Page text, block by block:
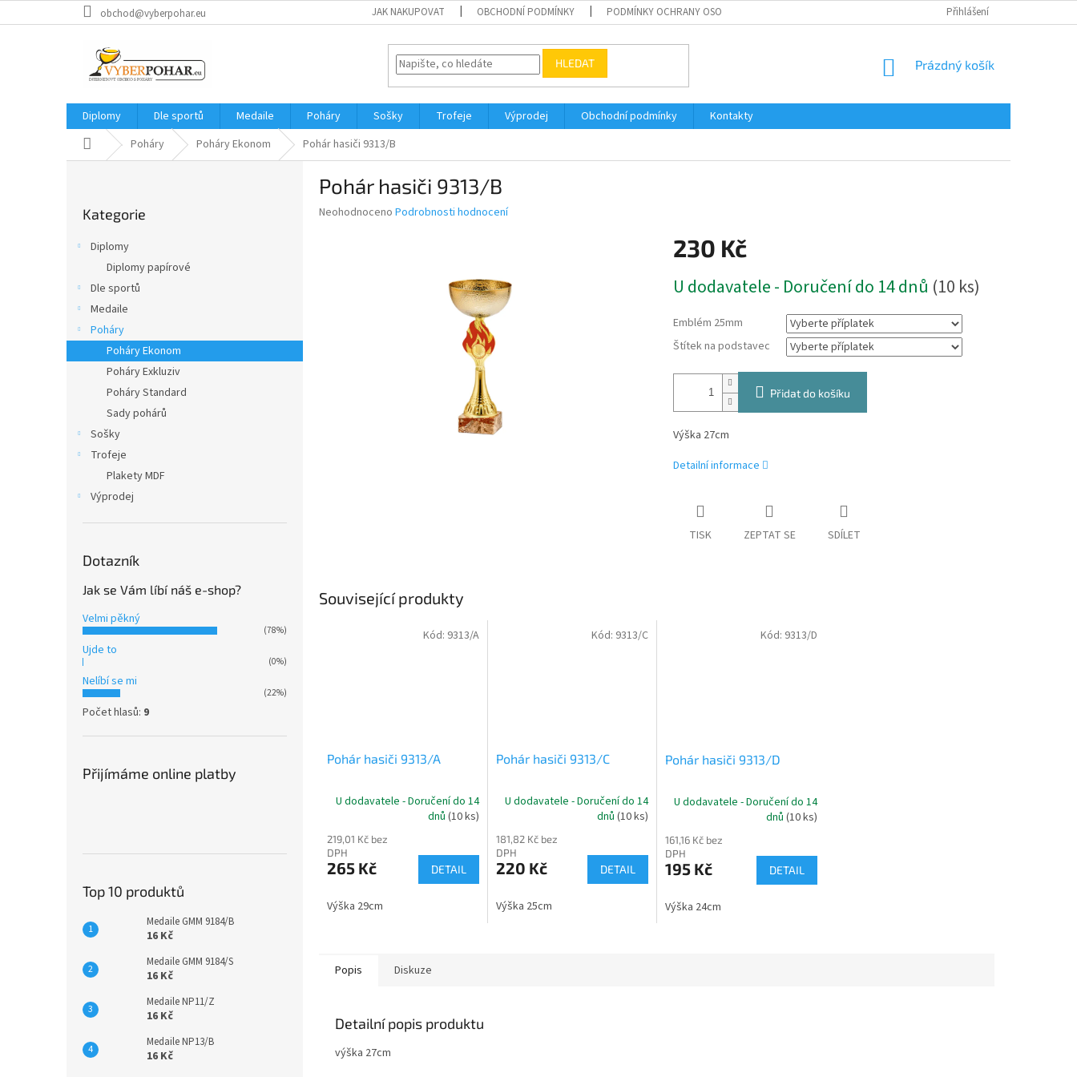
na
obchod@vyberpohar.eu JAK NAKUPOVAT OBCHODNÍ PODMÍNKY PODMÍNKY OCHRANY OSOBNÍCH ÚDAJŮ Přihlášení
HLEDAT
NÁKUPNÍ
Prázdný košík
Diplomy Dle sportů Medaile Poháry Sošky Trofeje Výprodej Obchodní podmínky
Kontakty
Domů Poháry Poháry Ekonom Pohár hasiči 9313/B
a
n
kategorie
Kategorie
Diplomy
Diplomy papírové
Dle sportů
Medaile
Poháry
Poháry Ekonom
Poháry Exkluziv
Poháry Standard
Sady pohárů
Sošky
Trofeje
Plakety MDF
Výprodej
Dotazník
Jak se Vám líbí náš e-shop?
Velmi pěkný
(78%)
Ujde to
(0%)
Nelíbí se mi
(22%)
Počet hlasů: 9
Přijímáme online platby
Top 10 produktů
Medaile GMM 9184/B
16 Kč
Medaile GMM 9184/S
16 Kč
Medaile NP11/Z
16 Kč
Medaile NP13/B
16 Kč
Pohár hasiči 9313/B
Průměrné
Neohodnoceno Podrobnosti hodnocení
230 Kč
cena:
U dodavatele - Doručení do 14 dnů (10 ks)
Emblém 25mm
Štítek na podstavec
Přidat do košíku
Výška 27cm
Detailní informace
TISK ZEPTAT SE SDÍLET
Související produkty
Pohár hasiči 9313/A
U dodavatele - Doručení do 14
dnů (10 ks)
219,01 Kč bez
DPH
265 Kč DETAIL
Výška 29cm
Kód: 9313/A
Pohár hasiči 9313/C
U dodavatele - Doručení do 14
dnů (10 ks)
181,82 Kč bez
DPH
220 Kč DETAIL
Výška 25cm
Kód: 9313/C
Pohár hasiči 9313/D
U dodavatele - Doručení do 14
dnů(10 ks)
161,16 Kč bez
DPH
195 Kč DETAIL
Výška 24cm
Kód: 9313/D
Popis Diskuze
Detailní popis produktu
výška 27cm